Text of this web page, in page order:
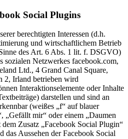
Social Plugins
berechtigten Interessen (d.h.
und wirtschaftlichem Betrieb
des Art. 6 Abs. 1 lit. f. DSGVO)
sozialen Netzwerkes facebook.com,
Ltd., 4 Grand Canal Square,
2, Irland betrieben wird
Interaktionselemente oder Inhalte
darstellen und sind an
(weißes „f“ auf blauer
„Gefällt mir“ oder einem „Daumen
Zusatz „Facebook Social Plugin“
das Aussehen der Facebook Social